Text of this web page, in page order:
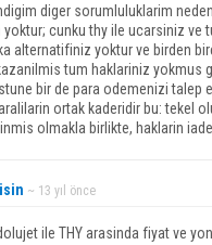
diger sorumluluklarim
cunku thy ile ucarsiniz
alternatifiniz yoktur ve birden
tum haklariniz
bir de para odemenizi
ortak kaderidir bu: tekel
olmakla birlikte, haklarin
~ 13 yıl önce
ile THY arasinda fiyat ve